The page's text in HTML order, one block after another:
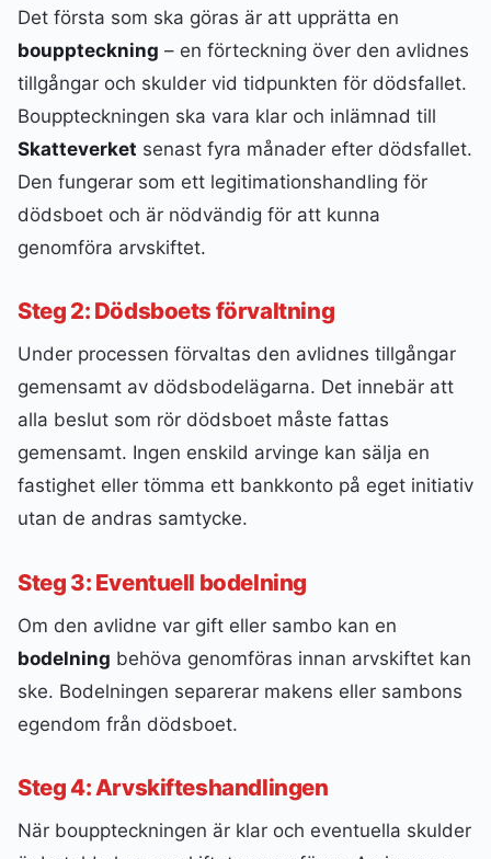
Det första som ska göras är att upprätta en
bouppteckning – en förteckning över den avlidnes
tillgångar och skulder vid tidpunkten för dödsfallet.
Bouppteckningen ska vara klar och inlämnad till
Skatteverket senast fyra månader efter dödsfallet.
Den fungerar som ett legitimationshandling för
dödsboet och är nödvändig för att kunna
genomföra arvskiftet.
Steg 2: Dödsboets förvaltning
Under processen förvaltas den avlidnes tillgångar
gemensamt av dödsbodelägarna. Det innebär att
alla beslut som rör dödsboet måste fattas
gemensamt. Ingen enskild arvinge kan sälja en
fastighet eller tömma ett bankkonto på eget initiativ
utan de andras samtycke.
Steg 3: Eventuell bodelning
Om den avlidne var gift eller sambo kan en
bodelning behöva genomföras innan arvskiftet kan
ske. Bodelningen separerar makens eller sambons
egendom från dödsboet.
Steg 4: Arvskifteshandlingen
När bouppteckningen är klar och eventuella skulder